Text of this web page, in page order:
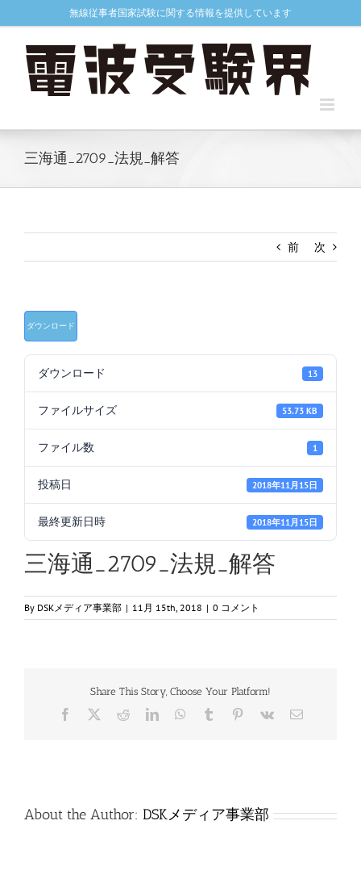
to
無線従事者国家試験に関する情報を提供しています
三海通_2709_法規_解答
前 次
ダウンロード
ダウンロード 13
ファイルサイズ 53.73 KB
ファイル数 1
投稿日 2018年11月15日
最終更新日時 2018年11月15日
三海通_2709_法規_解答
By DSKメディア事業部 | 11月 15th, 2018 | 0 コメント
Share This Story, Choose Your Platform!
Facebook RedditLinkedInWhatsApp
Tumblr Pinterest
Vk
電
About the Author: DSKメディア事業部